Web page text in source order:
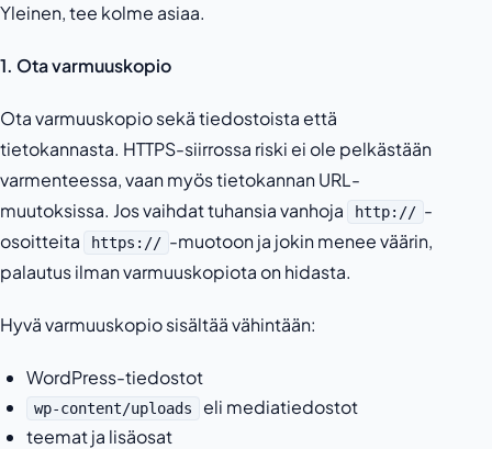
Yleinen, tee kolme asiaa.
1. Ota varmuuskopio
Ota varmuuskopio sekä tiedostoista että
tietokannasta. HTTPS-siirrossa riski ei ole pelkästään
varmenteessa, vaan myös tietokannan URL-
muutoksissa. Jos vaihdat tuhansia vanhoja
http:// -
osoitteita
https:// -muotoon ja jokin menee väärin,
palautus ilman varmuuskopiota on hidasta.
Hyvä varmuuskopio sisältää vähintään:
WordPress-tiedostot
wp-content/uploads
eli mediatiedostot
teemat ja lisäosat